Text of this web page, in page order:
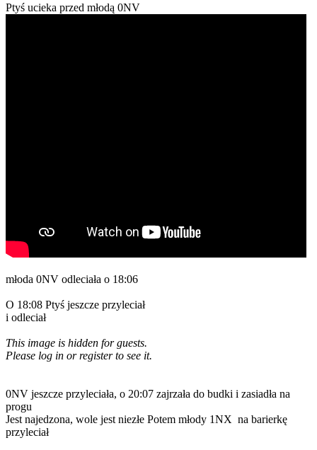
Ptyś ucieka przed młodą 0NV
młoda 0NV odleciała o 18:06
O 18:08 Ptyś jeszcze przyleciał
i odleciał
This image is hidden for guests.
Please log in or register to see it.
0NV jeszcze przyleciała, o 20:07 zajrzała do budki i zasiadła na
progu
Jest najedzona, wole jest niezłe Potem młody 1NX na barierkę
przyleciał